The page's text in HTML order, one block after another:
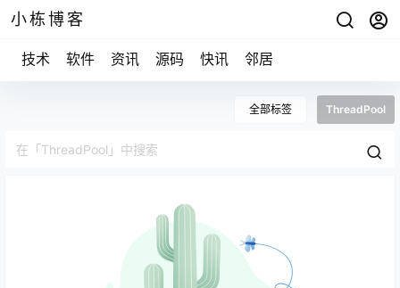
小栋博客
技术 软件 资讯 源码 快讯 邻居
全部标签 ThreadPool